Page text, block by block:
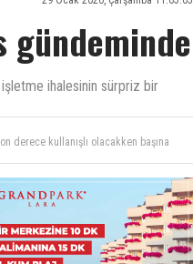
gündeminde
işletme ihalesinin sürpriz bir
çalışan bir yönetici olduğu sürece
çalışıyorlar.Tabiki İktidarın
adama..AHL yi kapattırıp insanlara
derece kullanışlı olacakken başına